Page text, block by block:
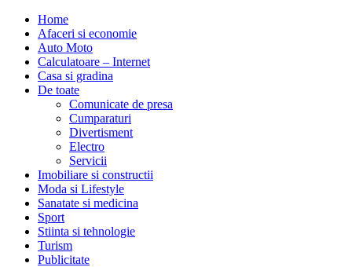
Home
Afaceri si economie
Auto Moto
Calculatoare – Internet
Casa si gradina
De toate
Comunicate de presa
Cumparaturi
Divertisment
Electro
Servicii
Imobiliare si constructii
Moda si Lifestyle
Sanatate si medicina
Sport
Stiinta si tehnologie
Turism
Publicitate